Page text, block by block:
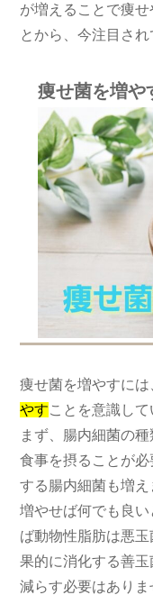
が増えることで痩
とから、今注目され
痩せ菌を増や
痩せ菌を増やすには
やすことを意識して
まず、腸内細菌の
食事を摂ることが
する腸内細菌も増
増やせば何でも良
ば動物性脂肪は悪
果的に消化する善
減らす必要はあり